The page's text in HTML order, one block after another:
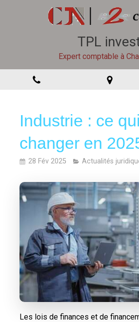
TPL
Expert comptable à
Industrie : ce
changer en
28 Fév 2025 Actualités
Les lois de finances et de